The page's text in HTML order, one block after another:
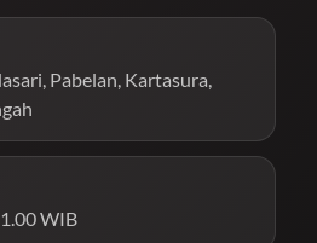
Pabelan, Kartasura,
WIB